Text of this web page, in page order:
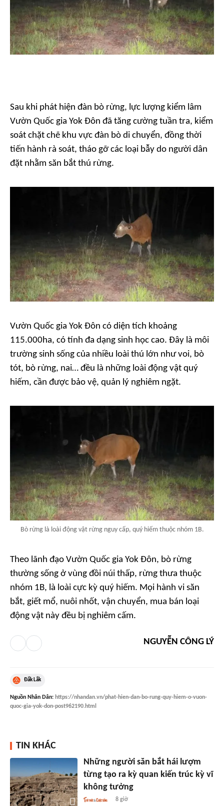
Sau khi phát hiện đàn bò rừng, lực lượng kiểm lâm
Vườn Quốc gia Yok Đôn đã tăng cường tuần tra, kiểm
soát chặt chẽ khu vực đàn bò di chuyển, đồng thời
tiến hành rà soát, tháo gỡ các loại bẫy do người dân
đặt nhằm săn bắt thú rừng.
Vườn Quốc gia Yok Đôn có diện tích khoảng
115.000ha, có tính đa dạng sinh học cao. Đây là môi
trường sinh sống của nhiều loài thú lớn như voi, bò
tót, bò rừng, nai… đều là những loài động vật quý
hiếm, cần được bảo vệ, quản lý nghiêm ngặt.
Bò rừng là loài động vật rừng nguy cấp, quý hiếm thuộc nhóm 1B.
Theo lãnh đạo Vườn Quốc gia Yok Đôn, bò rừng
thường sống ở vùng đồi núi thấp, rừng thưa thuộc
nhóm 1B, là loài cực kỳ quý hiếm. Mọi hành vi săn
bắt, giết mổ, nuôi nhốt, vận chuyển, mua bán loại
động vật này đều bị nghiêm cấm.
NGUYỄN CÔNG LÝ
Đắk Lắk
Nguồn Nhân Dân: https://nhandan.vn/phat-hien-dan-bo-rung-quy-hiem-o-vuon-
quoc-gia-yok-don-post962190.html
TIN KHÁC
Những người săn bắt hái lượm
từng tạo ra kỳ quan kiến trúc kỳ vĩ
không tưởng
8 giờ